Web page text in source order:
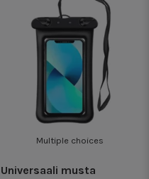
Multiple choices
Universaali musta